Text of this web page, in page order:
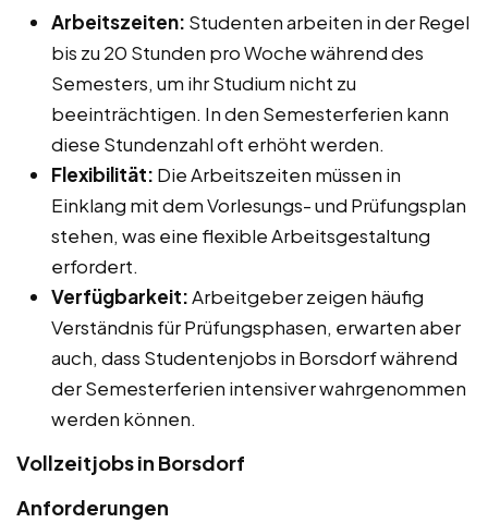
Arbeitszeiten: Studenten arbeiten in der Regel
bis zu 20 Stunden pro Woche während des
Semesters, um ihr Studium nicht zu
beeinträchtigen. In den Semesterferien kann
diese Stundenzahl oft erhöht werden.
Flexibilität: Die Arbeitszeiten müssen in
Einklang mit dem Vorlesungs- und Prüfungsplan
stehen, was eine flexible Arbeitsgestaltung
erfordert.
Verfügbarkeit:Arbeitgeber zeigen häufig
Verständnis für Prüfungsphasen, erwarten aber
auch, dass Studentenjobs in Borsdorf während
der Semesterferien intensiver wahrgenommen
werden können.
Vollzeitjobs in Borsdorf
Anforderungen